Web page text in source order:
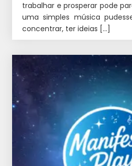
trabalhar e prosperar pode
uma simples música
concentrar, ter ideias […]